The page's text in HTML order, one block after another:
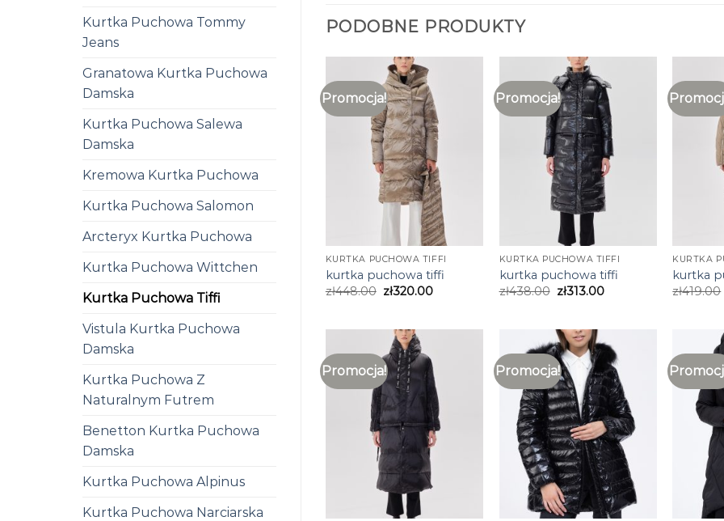
Kurtka Puchowa Tommy
Jeans
Granatowa Kurtka Puchowa
Damska
Kurtka Puchowa Salewa
Damska
Kremowa Kurtka Puchowa
Kurtka Puchowa Salomon
Arcteryx Kurtka Puchowa
Kurtka Puchowa Wittchen
Kurtka Puchowa Tiffi
Vistula Kurtka Puchowa
Damska
Kurtka Puchowa Z
Naturalnym Futrem
Benetton Kurtka Puchowa
Damska
Kurtka Puchowa Alpinus
Kurtka Puchowa Narciarska
PODOBNE PRODUKTY
Promocja!
KURTKA PUCHOWA TIFFI
kurtka puchowa tiffi
zł448.00 zł320.00
Promocja!
KURTKA PUCHOWA TIFFI
kurtka puchowa tiffi
zł438.00 zł313.00
KURTKA
kurtka
zł419.00
Promocja! Promocja!